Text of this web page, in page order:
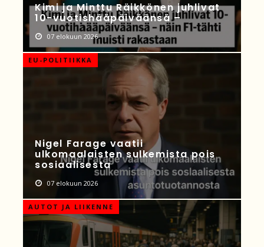
Kimi ja Minttu Räikkönen juhlivat
10-vuotishääpäiväänsä –
07 elokuun 2026
EU-POLITIIKKA
Nigel Farage vaatii
ulkomaalaisten sulkemista pois
sosiaalisesta
07 elokuun 2026
AUTOT JA LIIKENNE